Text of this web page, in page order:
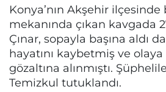
Konya’nın Akşehir
mekanında çıkan kavgada
Çınar, sopayla başına aldı
hayatını kaybetmiş ve
gözaltına alınmıştı.
Temizkul tutuklandı.